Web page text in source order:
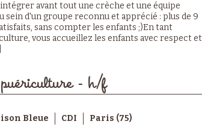
avant tout une crèche et une équipe
sein d'un groupe reconnu et apprécié : plus de 9
sans compter les enfants ;)En tant
vous accueillez les enfants avec respect et
- h/f
Bleue CDI
Paris (75)